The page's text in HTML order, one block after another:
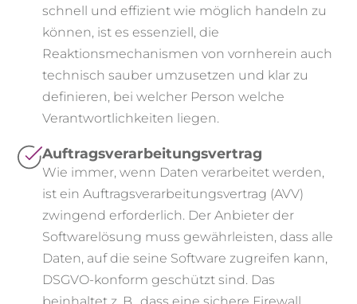
schnell und effizient wie möglich handeln zu
können, ist es essenziell, die
Reaktionsmechanismen von vornherein auch
technisch sauber umzusetzen und klar zu
definieren, bei welcher Person welche
Verantwortlichkeiten liegen.
Auftragsverarbeitungsvertrag
Wie immer, wenn Daten verarbeitet werden,
ist ein Auftragsverarbeitungsvertrag (AVV)
zwingend erforderlich. Der Anbieter der
Softwarelösung muss gewährleisten, dass alle
Daten, auf die seine Software zugreifen kann,
DSGVO-konform geschützt sind. Das